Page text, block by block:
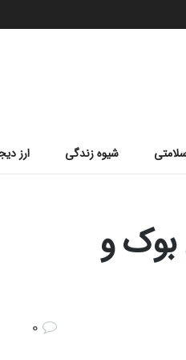
شیوه زندگی ارز
بوک و